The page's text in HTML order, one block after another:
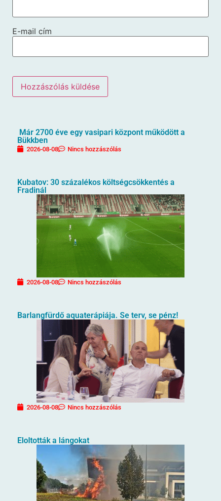
E-mail cím
Már 2700 éve egy vasipari központ működött a
Bükkben
2026-08-08 Nincs hozzászólás
Kubatov: 30 százalékos költségcsökkentés a
Fradinál
2026-08-08 Nincs hozzászólás
Barlangfürdő aquaterápiája. Se terv, se pénz!
2026-08-08 Nincs hozzászólás
Eloltották a lángokat